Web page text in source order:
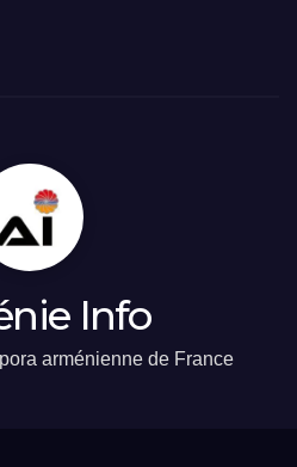
Info
arménienne de France